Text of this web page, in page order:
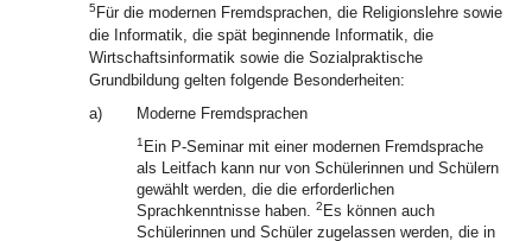
5 Für die modernen Fremdsprachen, die Religionslehre sowie
die Informatik, die spät beginnende Informatik, die
Wirtschaftsinformatik sowie die Sozialpraktische
Grundbildung gelten folgende Besonderheiten:
a)
Moderne Fremdsprachen
1 Ein P-Seminar mit einer modernen Fremdsprache
als Leitfach kann nur von Schülerinnen und Schülern
gewählt werden, die die erforderlichen
Sprachkenntnisse haben. 2 Es können auch
Schülerinnen und Schüler zugelassen werden, die in